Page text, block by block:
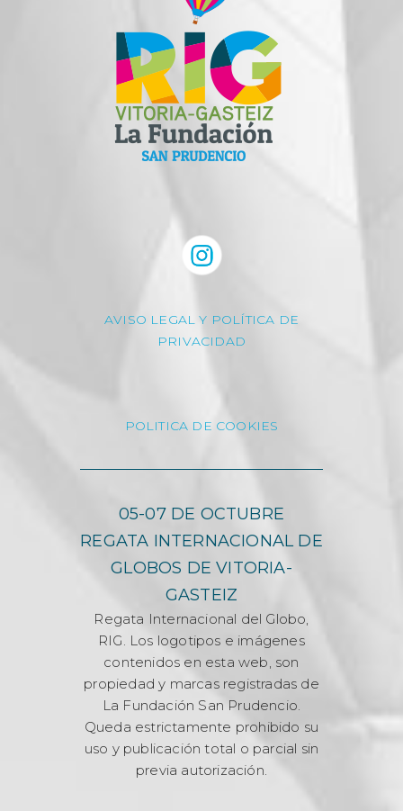
AVISO LEGAL Y POLÍTICA DE
PRIVACIDAD
POLITICA DE COOKIES
05-07 DE OCTUBRE
REGATA INTERNACIONAL DE
GLOBOS DE VITORIA-
GASTEIZ
Regata Internacional del Globo,
RIG. Los logotipos e imágenes
contenidos en esta web, son
propiedad y marcas registradas de
La Fundación San Prudencio.
Queda estrictamente prohibido su
uso y publicación total o parcial sin
previa autorización.